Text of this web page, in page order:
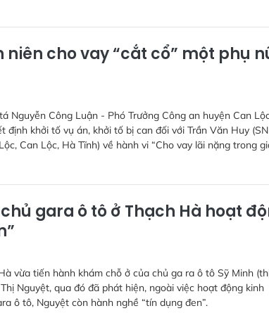
niên cho vay “cắt cổ” một phụ
Nguyễn Công Luận - Phó Trưởng Công an huyện Can
định khởi tố vụ án, khởi tố bị can đối với Trần Văn Huy (SN
Can Lộc, Hà Tĩnh) về hành vi “Cho vay lãi nặng trong
gara ô tô ở Thạch Hà hoạt
vừa tiến hành khám chỗ ở của chủ ga ra ô tô Sỹ Minh
Nguyệt, qua đó đã phát hiện, ngoài việc hoạt động kinh
ô tô, Nguyệt còn hành nghề “tín dụng đen”.